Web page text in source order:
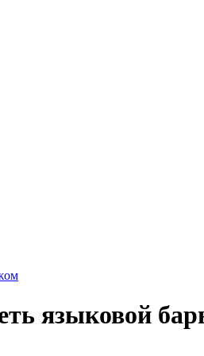
языковой